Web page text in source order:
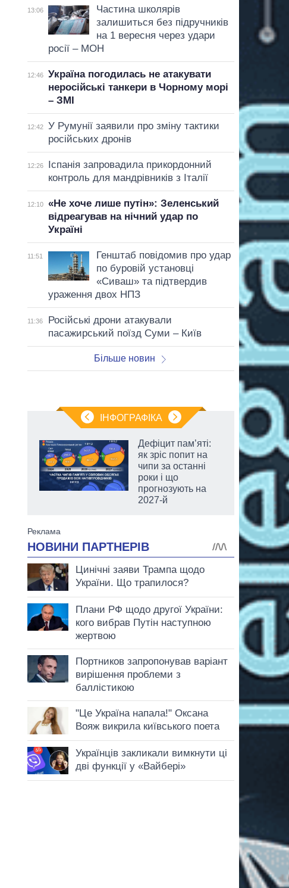
13:06
Частина школярів
залишиться без підручників
на 1 вересня через удари
росії – МОН
12:46
Україна погодилась не атакувати
неросійські танкери в Чорному морі
– ЗМІ
12:42
У Румунії заявили про зміну тактики
російських дронів
12:26
Іспанія запровадила прикордонний
контроль для мандрівників з Італії
12:10
«Не хоче лише путін»: Зеленський
відреагував на нічний удар по
Україні
11:51
Генштаб повідомив про удар
по буровій установці
«Сиваш» та підтвердив
ураження двох НПЗ
11:36
Російські дрони атакували
пасажирський поїзд Суми – Київ
Більше новин
ІНФОГРАФІКА
Дефіцит пам’яті:
як зріс попит на
чипи за останні
роки і що
прогнозують на
2027-й